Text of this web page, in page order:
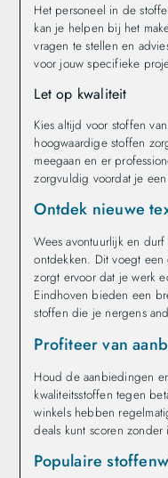
Het personeel in de
kan je helpen bij het
vragen te stellen en
voor jouw specifieke
Let op kwaliteit
Kies altijd voor stoffen
hoogwaardige stoffen
meegaan en er
zorgvuldig voordat je
Ontdek nieuwe
Wees avontuurlijk en
ontdekken. Dit voegt
zorgt ervoor dat je werk
Eindhoven bieden een
stoffen die je nergens
Profiteer van
Houd de aanbiedingen
kwaliteitsstoffen tegen
winkels hebben
deals kunt scoren
Populaire